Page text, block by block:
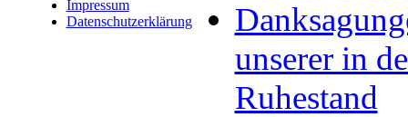
Impressum
Datenschutzerklärung
unserer in
Ruhestand